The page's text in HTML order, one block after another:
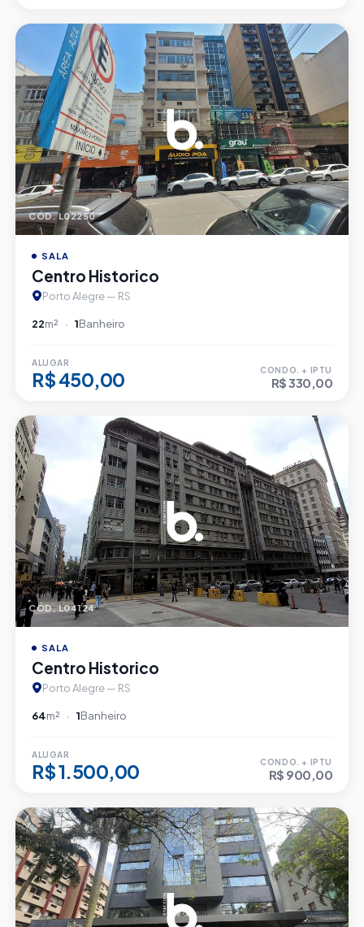
CÓD. L02250
SALA
Centro Historico
Porto Alegre — RS
22m² 1Banheiro
ALUGAR
R$ 450,00 CONDO. + IPTU
R$ 330,00
CÓD. L04124
SALA
Centro Historico
Porto Alegre — RS
64m² 1Banheiro
ALUGAR
R$ 1.500,00 CONDO. + IPTU
R$ 900,00